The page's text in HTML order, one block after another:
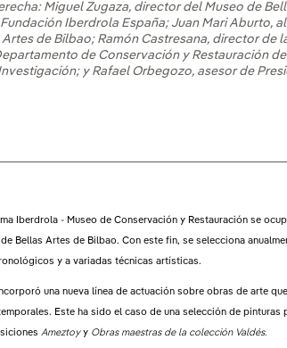
Miguel Zugaza, director del Museo de
Iberdrola España; Juan Mari Aburto,
de Bilbao; Ramón Castresana, director de
de Conservación y Restauración
y Rafael Orbegozo, asesor de
Iberdrola - Museo de Conservación y Restauración se
Bellas Artes de Bilbao. Con este fin, se selecciona
y a variadas técnicas artísticas.
una nueva línea de actuación sobre obras de arte
Este ha sido el caso de una selección de
Ameztoyy Obras maestras de la colección Valdés.